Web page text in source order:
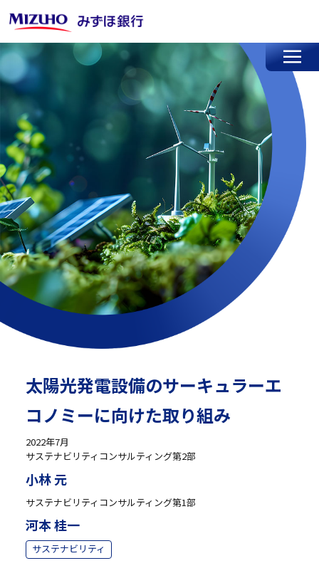
太陽光発電設備のサーキュラーエ
コノミーに向けた取り組み
2022年7月
サステナビリティコンサルティング第2部
小林 元
サステナビリティコンサルティング第1部
河本 桂一
サステナビリティ